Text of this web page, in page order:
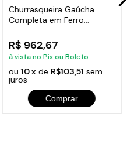
Churrasqueira Gaúcha
Completa em Ferro
R$ 962,67
à vista no Pix ou Boleto
ou 10 xde R$103,51 sem
juros
Comprar